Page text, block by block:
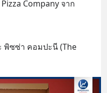
Company จาก
พิซซ่า คอมปะนี (The